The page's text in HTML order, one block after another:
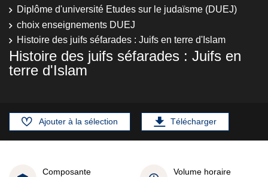
Diplôme d'université Etudes sur le judaïsme (DUEJ)
choix enseignements DUEJ
Histoire des juifs séfarades : Juifs en terre d'Islam
Histoire des juifs séfarades : Juifs en
terre d'Islam
Ajouter à la sélection Télécharger
Composante
Volume horaire